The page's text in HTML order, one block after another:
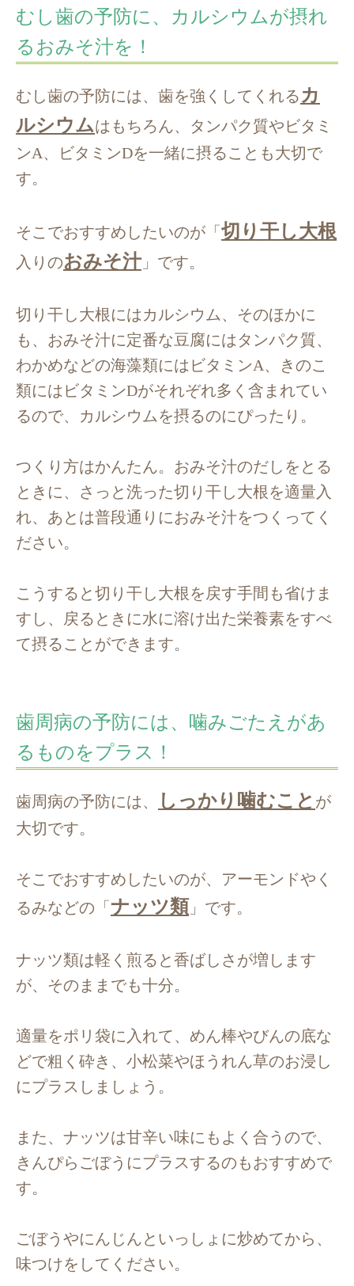
むし歯の予防に、カルシウムが摂れ
るおみそ汁を！
むし歯の予防には、歯を強くしてくれる カ
ルシウムはもちろん、タンパク質やビタミ
ンA、ビタミンDを一緒に摂ることも大切で
す。
そこでおすすめしたいのが「 切り干し大根
入りのおみそ汁」です。
切り干し大根にはカルシウム、そのほかに
も、おみそ汁に定番な豆腐にはタンパク質、
わかめなどの海藻類にはビタミンA、きのこ
類にはビタミンDがそれぞれ多く含まれてい
るので、カルシウムを摂るのにぴったり。
つくり方はかんたん。おみそ汁のだしをとる
ときに、さっと洗った切り干し大根を適量入
れ、あとは普段通りにおみそ汁をつくってく
ださい。
こうすると切り干し大根を戻す手間も省けま
すし、戻るときに水に溶け出た栄養素をすべ
て摂ることができます。
歯周病の予防には、噛みごたえがあ
るものをプラス！
歯周病の予防には、 しっかり噛むこと が
大切です。
そこでおすすめしたいのが、アーモンドやく
るみなどの「 ナッツ類 」です。
ナッツ類は軽く煎ると香ばしさが増します
が、そのままでも十分。
適量をポリ袋に入れて、めん棒やびんの底な
どで粗く砕き、小松菜やほうれん草のお浸し
にプラスしましょう。
また、ナッツは甘辛い味にもよく合うので、
きんぴらごぼうにプラスするのもおすすめで
す。
ごぼうやにんじんといっしょに炒めてから、
味つけをしてください。